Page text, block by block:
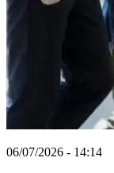
06/07/2026 - 14:14